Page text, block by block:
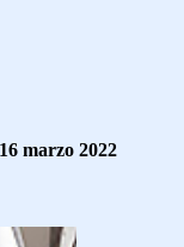
16 marzo 2022